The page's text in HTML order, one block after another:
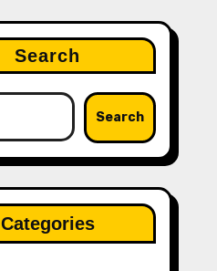
Search
Search
Categories